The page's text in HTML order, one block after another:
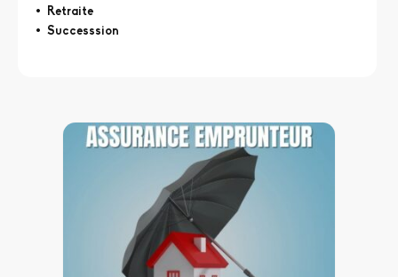
Retraite
Successsion